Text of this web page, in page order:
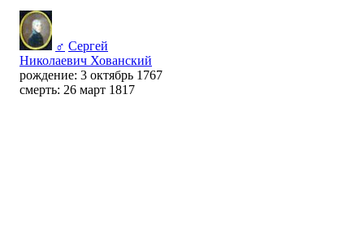
♂ Сергей
Николаевич Хованский
рождение: 3 октябрь 1767
смерть: 26 март 1817